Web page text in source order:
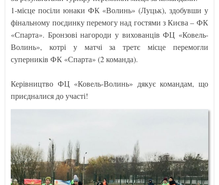
1-місце посіли юнаки ФК «Волинь» (Луцьк), здобувши у
фінальному поєдинку перемогу над гостями з Києва – ФК
«Спарта». Бронзові нагороди у вихованців ФЦ «Ковель-
Волинь», котрі у матчі за третє місце перемогли
суперників ФК «Спарта» (2 команда).
Керівництво ФЦ «Ковель-Волинь» дякує командам, що
приєдналися до участі!